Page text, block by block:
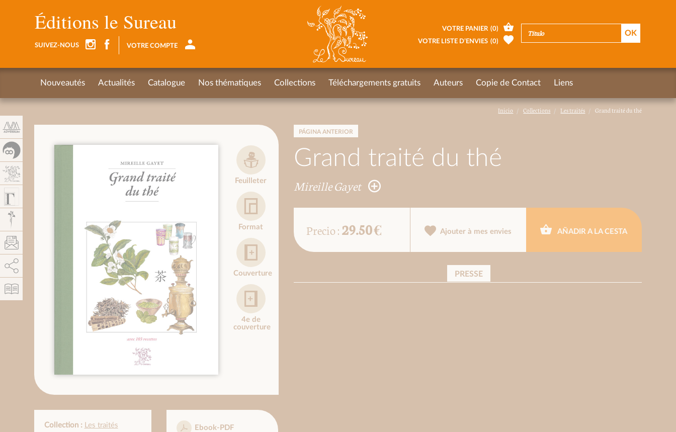
Inicio Collections Les traités Grand traité du thé
PÁGINA ANTERIOR
Grand traité du thé
Mireille Gayet
Feuilleter
Format
Couverture
4e de
couverture
Collection :
Les traités
Ebook-PDF
Precio :29.50 € Ajouter à mes envies AÑADIR A LA CESTA
PRESSE
Éditions le Sureau
SUIVEZ-NOUS VOTRE COMPTE
VOTRE PANIER (0)
VOTRE LISTE D’ENVIES (0)
Nouveautés Actualités Catalogue Nos thématiques Collections Téléchargements gratuits Auteurs Copie de Contact Liens
Permitir